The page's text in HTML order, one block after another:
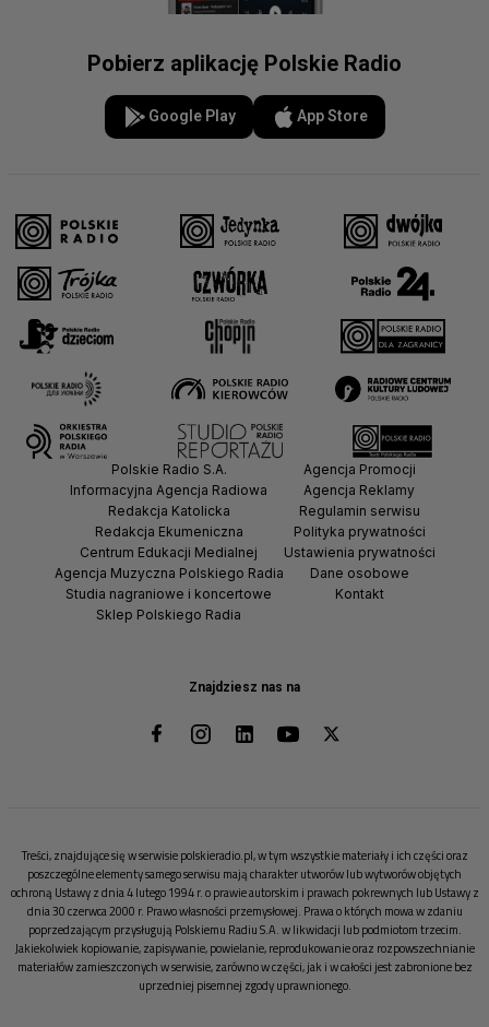
Pobierz aplikację Polskie Radio
Google Play App Store
Znajdziesz nas na
Polskie Radio S.A.
Informacyjna Agencja Radiowa
Redakcja Katolicka
Redakcja Ekumeniczna
Centrum Edukacji Medialnej
Agencja Muzyczna Polskiego Radia
Studia nagraniowe i koncertowe
Sklep Polskiego Radia
Agencja Promocji
Agencja Reklamy
Regulamin serwisu
Polityka prywatności
Ustawienia prywatności
Dane osobowe
Kontakt
Treści, znajdujące się w serwisie polskieradio.pl, w tym wszystkie materiały i ich części oraz
poszczególne elementy samego serwisu mają charakter utworów lub wytworów objętych
ochroną Ustawy z dnia 4 lutego 1994 r. o prawie autorskim i prawach pokrewnych lub Ustawy z
dnia 30 czerwca 2000 r. Prawo własności przemysłowej. Prawa o których mowa w zdaniu
poprzedzającym przysługują Polskiemu Radiu S.A. w likwidacji lub podmiotom trzecim.
Jakiekolwiek kopiowanie, zapisywanie, powielanie, reprodukowanie oraz rozpowszechnianie
materiałów zamieszczonych w serwisie, zarówno w części, jak i w całości jest zabronione bez
uprzedniej pisemnej zgody uprawnionego.